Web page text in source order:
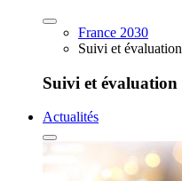
France 2030
Suivi et évaluation
Suivi et évaluation
Actualités